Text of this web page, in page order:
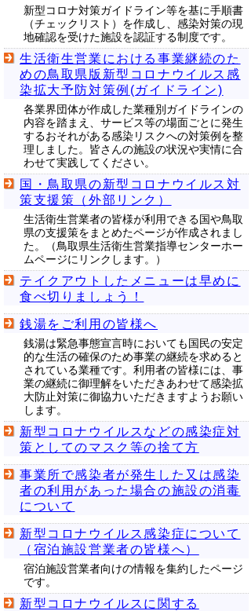
新型コロナ対策ガイドライン等を基に手順書
（チェックリスト）を作成し、感染対策の現
地確認を受けた施設を認証する制度です。
生活衛生営業における事業継続のた
めの鳥取県版新型コロナウイルス感
染拡大予防対策例(ガイドライン)
各業界団体が作成した業種別ガイドラインの
内容を踏まえ、サービス等の場面ごとに発生
するおそれがある感染リスクへの対策例を整
理しました。皆さんの施設の状況や実情に合
わせて実践してください。
国・鳥取県の新型コロナウイルス対
策支援策（外部リンク）
生活衛生営業者の皆様が利用できる国や鳥取
県の支援策をまとめたページが作成されまし
た。（鳥取県生活衛生営業指導センターホー
ムページにリンクします。）
テイクアウトしたメニューは早めに
食べ切りましょう！
銭湯をご利用の皆様へ
銭湯は緊急事態宣言時においても国民の安定
的な生活の確保のため事業の継続を求めると
されている業種です。利用者の皆様には、事
業の継続に御理解をいただきあわせて感染拡
大防止対策に御協力いただきますようお願い
します。
新型コロナウイルスなどの感染症対
策としてのマスク等の捨て方
事業所で感染者が発生した又は感染
者の利用があった場合の施設の消毒
について
新型コロナウイルス感染症について
（宿泊施設営業者の皆様へ）
宿泊施設営業者向けの情報を集約したページ
です。
新型コロナウイルスに関する